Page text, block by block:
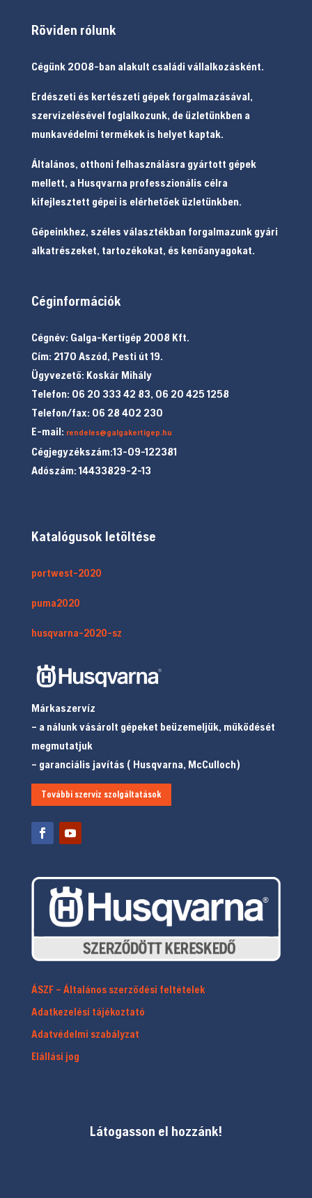
Röviden rólunk
Cégünk 2008-ban alakult családi vállalkozásként.
Erdészeti és kertészeti gépek forgalmazásával,
szervizelésével foglalkozunk, de üzletünkben a
munkavédelmi termékek is helyet kaptak.
Általános, otthoni felhasználásra gyártott gépek
mellett, a Husqvarna professzionális célra
kifejlesztett gépei is elérhetőek üzletünkben.
Gépeinkhez, széles választékban forgalmazunk gyári
alkatrészeket, tartozékokat, és kenőanyagokat.
Céginformációk
Cégnév: Galga-Kertigép 2008 Kft.
Cím: 2170 Aszód, Pesti út 19.
Ügyvezető: Koskár Mihály
Telefon: 06 20 333 42 83, 06 20 425 1258
Telefon/fax: 06 28 402 230
E-mail: rendeles@galgakertigep.hu
Cégjegyzékszám:13-09-122381
Adószám: 14433829-2-13
Katalógusok letöltése
portwest-2020
puma2020
husqvarna-2020-sz
Márkaszervíz
– a nálunk vásárolt gépeket beüzemeljük, működését
megmutatjuk
– garanciális javítás ( Husqvarna, McCulloch)
További szerviz szolgáltatások
ÁSZF – Általános szerződési feltételek
Adatkezelési tájékoztató
Adatvédelmi szabályzat
Elállási jog
Látogasson el hozzánk!